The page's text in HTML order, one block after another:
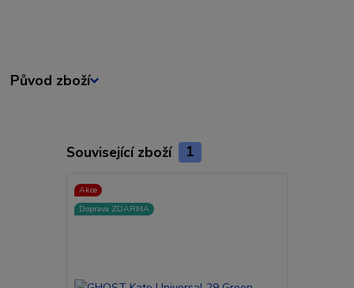
Původ zboží
Související zboží 1
Akce
Doprava ZDARMA